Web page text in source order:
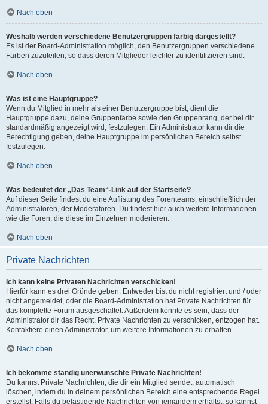
Nach oben
Weshalb werden verschiedene Benutzergruppen farbig dargestellt?
Es ist der Board-Administration möglich, den Benutzergruppen verschiedene
Farben zuzuteilen, so dass deren Mitglieder leichter zu identifizieren sind.
Nach oben
Was ist eine Hauptgruppe?
Wenn du Mitglied in mehr als einer Benutzergruppe bist, dient die
Hauptgruppe dazu, deine Gruppenfarbe sowie den Gruppenrang, der bei dir
standardmäßig angezeigt wird, festzulegen. Ein Administrator kann dir die
Berechtigung geben, deine Hauptgruppe im persönlichen Bereich selbst
festzulegen.
Nach oben
Was bedeutet der „Das Team“-Link auf der Startseite?
Auf dieser Seite findest du eine Auflistung des Forenteams, einschließlich der
Administratoren, der Moderatoren. Du findest hier auch weitere Informationen
wie die Foren, die diese im Einzelnen moderieren.
Nach oben
Private Nachrichten
Ich kann keine Privaten Nachrichten verschicken!
Hierfür kann es drei Gründe geben: Entweder bist du nicht registriert und / oder
nicht angemeldet, oder die Board-Administration hat Private Nachrichten für
das komplette Forum ausgeschaltet. Außerdem könnte es sein, dass der
Administrator dir das Recht, Private Nachrichten zu verschicken, entzogen hat.
Kontaktiere einen Administrator, um weitere Informationen zu erhalten.
Nach oben
Ich bekomme ständig unerwünschte Private Nachrichten!
Du kannst Private Nachrichten, die dir ein Mitglied sendet, automatisch
löschen, indem du in deinem persönlichen Bereich eine entsprechende Regel
erstellst. Falls du belästigende Nachrichten von jemandem erhältst, so kannst